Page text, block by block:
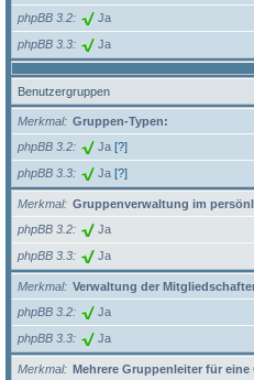
phpBB 3.2
Ja
phpBB 3.3 Ja
Benutzergruppen
Merkmal
Gruppen-Typen:
phpBB 3.2
Ja [?]
phpBB 3.3 Ja [?]
Merkmal
Gruppenverwaltung im
phpBB 3.2
Ja
phpBB 3.3 Ja
Merkmal
Verwaltung der
phpBB 3.2
Ja
phpBB 3.3 Ja
Merkmal
Mehrere Gruppenleiter für eine